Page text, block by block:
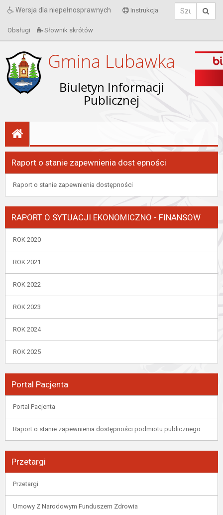
Wersja dla niepełnosprawnych Instrukcja
Obsługi Słownik skrótów
Gmina Lubawka
Biuletyn Informacji
Publicznej
Raport o stanie zapewnienia dost epności
Raport o stanie zapewnienia dostępności
RAPORT O SYTUACJI EKONOMICZNO - FINANSOW
ROK 2020
ROK 2021
ROK 2022
ROK 2023
ROK 2024
ROK 2025
Portal Pacjenta
Portal Pacjenta
Raport o stanie zapewnienia dostępności podmiotu publicznego
Przetargi
Przetargi
Umowy Z Narodowym Funduszem Zdrowia